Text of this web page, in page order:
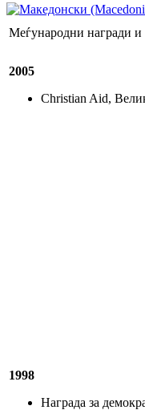
Меѓународни награди и
2005
Christian Aid,
1998
Награда за